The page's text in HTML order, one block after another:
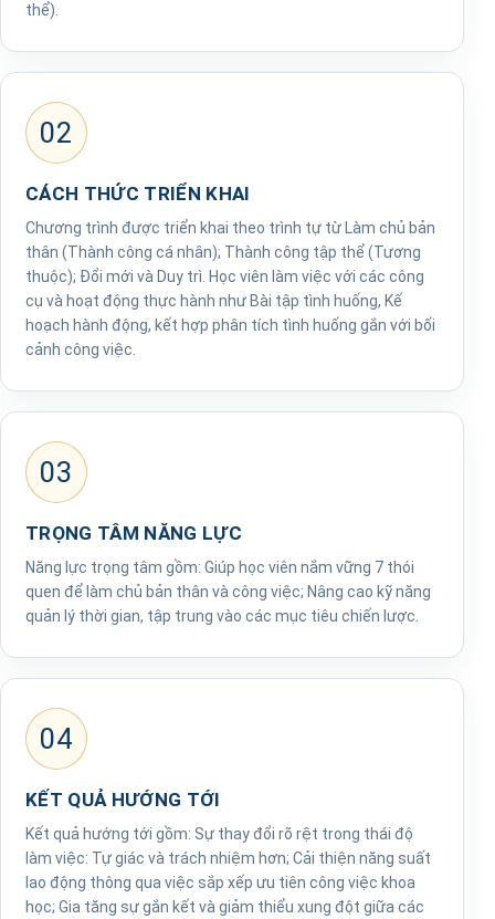
thể).
02
CÁCH THỨC TRIỂN KHAI
Chương trình được triển khai theo trình tự từ Làm chủ bản
thân (Thành công cá nhân); Thành công tập thể (Tương
thuộc); Đổi mới và Duy trì. Học viên làm việc với các công
cụ và hoạt động thực hành như Bài tập tình huống, Kế
hoạch hành động, kết hợp phân tích tình huống gắn với bối
cảnh công việc.
03
TRỌNG TÂM NĂNG LỰC
Năng lực trọng tâm gồm: Giúp học viên nắm vững 7 thói
quen để làm chủ bản thân và công việc; Nâng cao kỹ năng
quản lý thời gian, tập trung vào các mục tiêu chiến lược.
04
KẾT QUẢ HƯỚNG TỚI
Kết quả hướng tới gồm: Sự thay đổi rõ rệt trong thái độ
làm việc: Tự giác và trách nhiệm hơn; Cải thiện năng suất
lao động thông qua việc sắp xếp ưu tiên công việc khoa
học; Gia tăng sự gắn kết và giảm thiểu xung đột giữa các